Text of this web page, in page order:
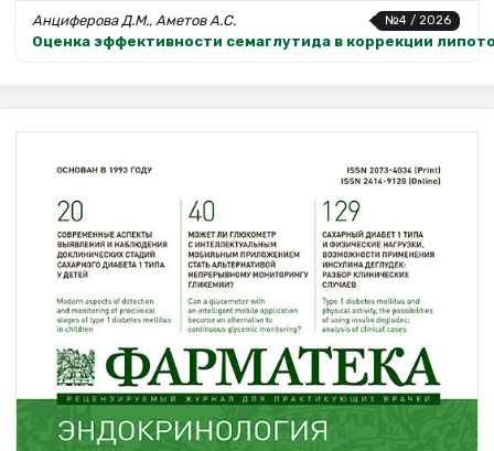
№4 / 2026
Анциферова Д.М., Аметов А.С.
Оценка эффективности семаглутида в коррекции